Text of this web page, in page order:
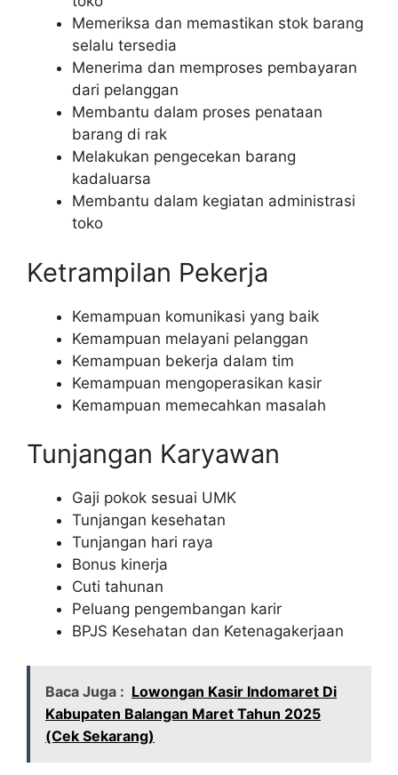
Memeriksa dan memastikan stok barang
selalu tersedia
Menerima dan memproses pembayaran
dari pelanggan
Membantu dalam proses penataan
barang di rak
Melakukan pengecekan barang
kadaluarsa
Membantu dalam kegiatan administrasi
toko
Ketrampilan Pekerja
Kemampuan komunikasi yang baik
Kemampuan melayani pelanggan
Kemampuan bekerja dalam tim
Kemampuan mengoperasikan kasir
Kemampuan memecahkan masalah
Tunjangan Karyawan
Gaji pokok sesuai UMK
Tunjangan kesehatan
Tunjangan hari raya
Bonus kinerja
Cuti tahunan
Peluang pengembangan karir
BPJS Kesehatan dan Ketenagakerjaan
Baca Juga : Lowongan Kasir Indomaret Di
Kabupaten Balangan Maret Tahun 2025
(Cek Sekarang)